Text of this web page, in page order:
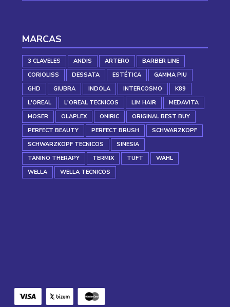
MARCAS
3 CLAVELES ANDIS ARTERO
BARBER LINE
CORIOLISS
DESSATA ESTÉTICA
GAMMA PIU
GHD
GIUBRA INDOLA INTERCOSMO
K89
L'OREAL
L'OREAL TECNICOS LIM HAIR
MEDAVITA
MOSER
OLAPLEX ONIRIC
ORIGINAL BEST BUY
PERFECT BEAUTY
PERFECT BRUSH
SCHWARZKOPF
SCHWARZKOPF TECNICOS
SINESIA
TANINO THERAPY
TERMIX TUFT
WAHL
WELLA
WELLA TECNICOS